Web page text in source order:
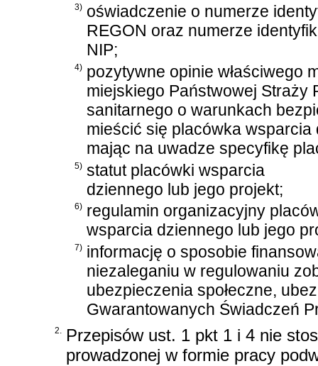
3) oświadczenie o numerze
REGON oraz numerze
NIP;
4) pozytywne opinie właściwego
miejskiego Państwowej Straży
sanitarnego o warunkach
mieścić się placówka
mając na uwadze specyfikę
5) statut placówki wsparcia
dziennego lub jego projekt;
6) regulamin organizacyjny
wsparcia dziennego lub jego
7) informację o sposobie
niezaleganiu w regulowaniu
ubezpieczenia społeczne,
Gwarantowanych Świadczeń
2. Przepisów ust. 1 pkt 1 i 4 nie
prowadzonej w formie pracy